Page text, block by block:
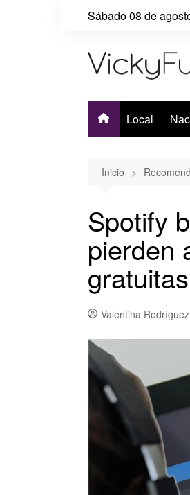
Sábado 08 de
Local
Inicio
Spotify
pierden
gratuitas
Valentina Rodríguez